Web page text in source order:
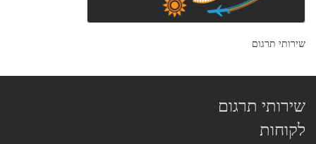
שירותי תרגום
שירותי תרגום
לקוחות